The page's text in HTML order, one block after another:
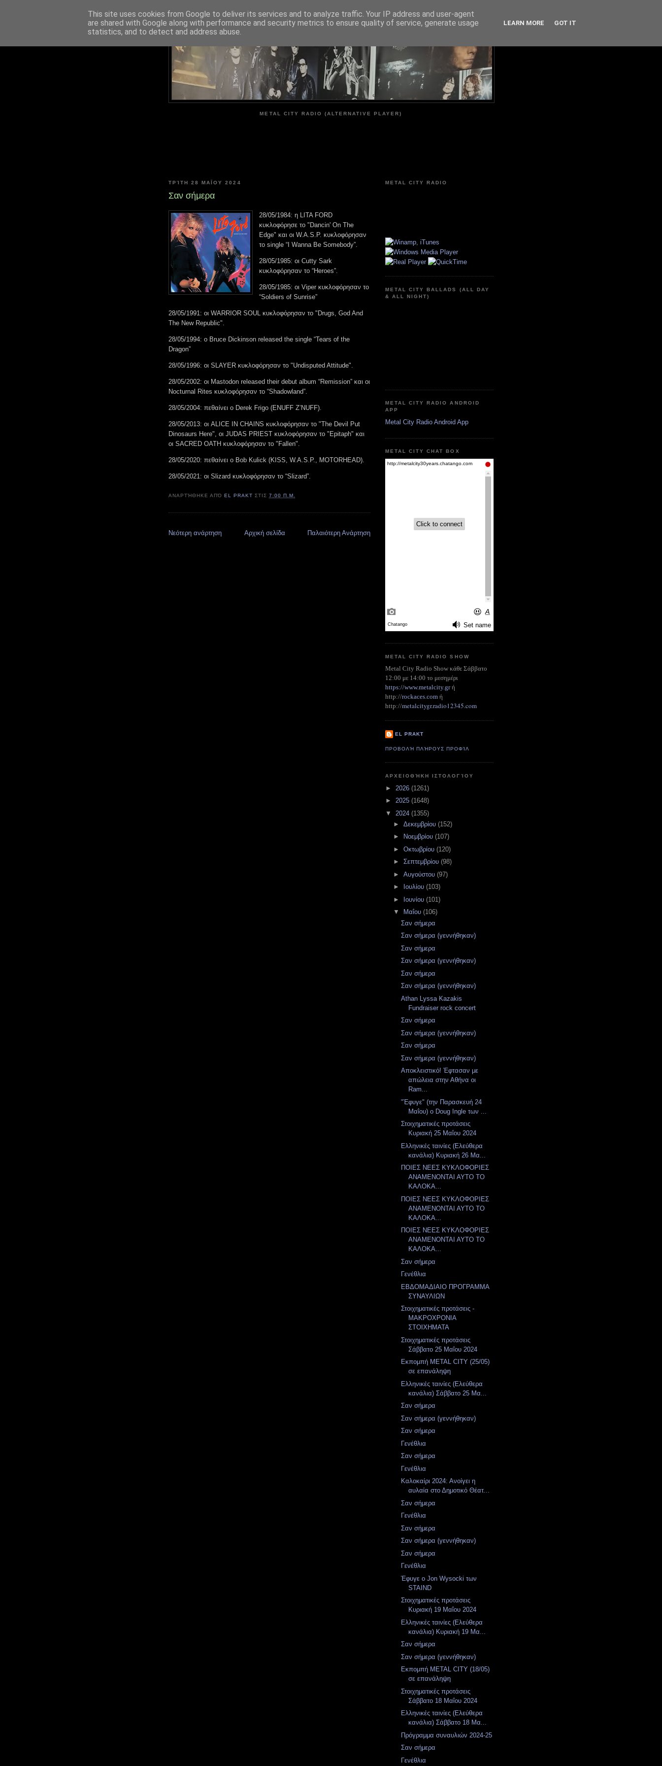
METAL CITY
METAL CITY RADIO (ALTERNATIVE PLAYER)
ΤΡΊΤΗ 28 ΜΑΪ́ΟΥ 2024
Σαν σήμερα
28/05/1984: η LITA FORD
κυκλοφόρησε το "Dancin' On The
Edge" και οι W.A.S.P. κυκλοφόρησαν
το single “I Wanna Be Somebody”.
28/05/1985: οι Cutty Sark
κυκλοφόρησαν το “Heroes”.
28/05/1985: οι Viper κυκλοφόρησαν το
“Soldiers of Sunrise”
28/05/1991: οι WARRIOR SOUL κυκλοφόρησαν το "Drugs, God And
The New Republic".
28/05/1994: ο Bruce Dickinson released the single “Tears of the
Dragon”
28/05/1996: οι SLAYER κυκλοφόρησαν το "Undisputed Attitude".
28/05/2002: οι Mastodon released their debut album “Remission” και οι
Nocturnal Rites κυκλοφόρησαν το “Shadowland”.
28/05/2004: πεθαίνει ο Derek Frigo (ENUFF Z’NUFF).
28/05/2013: οι ALICE IN CHAINS κυκλοφόρησαν το "The Devil Put
Dinosaurs Here", οι JUDAS PRIEST κυκλοφόρησαν το "Epitaph" και
οι SACRED OATH κυκλοφόρησαν το "Fallen".
28/05/2020: πεθαίνει ο Bob Kulick (KISS, W.A.S.P., MOTORHEAD).
28/05/2021: οι Slizard κυκλοφόρησαν το “Slizard”.
ΑΝΑΡΤΉΘΗΚΕ ΑΠΌEL PRAKT ΣΤΙΣ7:00 Π.Μ.
Νεότερη ανάρτηση Παλαιότερη Ανάρτηση
Αρχική σελίδα
METAL CITY RADIO
METAL CITY BALLADS (ALL DAY
& ALL NIGHT)
METAL CITY RADIO ANDROID
APP
Metal City Radio Android App
METAL CITY CHAT BOX
METAL CITY RADIO SHOW
Metal City Radio Show κάθε Σάββατο
12:00 με 14:00 το μεσημέρι
https://www.metalcity.grή
http://rockaces.com ή
http://metalcitygr.radio12345.com
EL PRAKT
ΠΡΟΒΟΛΉ ΠΛΉΡΟΥΣ ΠΡΟΦΊΛ
ΑΡΧΕΙΟΘΉΚΗ ΙΣΤΟΛΟΓΊΟΥ
► 2026 (1261)
► 2025 (1648)
▼ 2024 (1355)
► Δεκεμβρίου (152)
►
Νοεμβρίου (107)
► Οκτωβρίου (120)
► Σεπτεμβρίου (98)
► Αυγούστου (97)
►
Ιουλίου (103)
►
Ιουνίου (101)
▼
Μαΐου (106)
Σαν σήμερα
Σαν σήμερα (γεννήθηκαν)
Σαν σήμερα
Σαν σήμερα (γεννήθηκαν)
Σαν σήμερα
Σαν σήμερα (γεννήθηκαν)
Athan Lyssa Kazakis
Fundraiser rock concert
Σαν σήμερα
Σαν σήμερα (γεννήθηκαν)
Σαν σήμερα
Σαν σήμερα (γεννήθηκαν)
Αποκλειστικό! Έφτασαν με
απώλεια στην Αθήνα οι
Ram...
"Έφυγε" (την Παρασκευή 24
Μαΐου) ο Doug Ingle των ...
Στοιχηματικές προτάσεις
Κυριακή 25 Μαΐου 2024
Ελληνικές ταινίες (Ελεύθερα
κανάλια) Κυριακή 26 Μα...
ΠΟΙΕΣ ΝΕΕΣ ΚΥΚΛΟΦΟΡΙΕΣ
ΑΝΑΜΕΝΟΝΤΑΙ ΑΥΤΟ ΤΟ
ΚΑΛΟΚΑ...
ΠΟΙΕΣ ΝΕΕΣ ΚΥΚΛΟΦΟΡΙΕΣ
ΑΝΑΜΕΝΟΝΤΑΙ ΑΥΤΟ ΤΟ
ΚΑΛΟΚΑ...
ΠΟΙΕΣ ΝΕΕΣ ΚΥΚΛΟΦΟΡΙΕΣ
ΑΝΑΜΕΝΟΝΤΑΙ ΑΥΤΟ ΤΟ
ΚΑΛΟΚΑ...
Σαν σήμερα
Γενέθλια
ΕΒΔΟΜΑΔΙΑΙΟ ΠΡΟΓΡΑΜΜΑ
ΣΥΝΑΥΛΙΩΝ
Στοιχηματικές προτάσεις -
ΜΑΚΡΟΧΡΟΝΙΑ
ΣΤΟΙΧΗΜΑΤΑ
Στοιχηματικές προτάσεις
Σάββατο 25 Μαΐου 2024
Εκπομπή METAL CITY (25/05)
σε επανάληψη
Ελληνικές ταινίες (Ελεύθερα
κανάλια) Σάββατο 25 Μα...
Σαν σήμερα
Σαν σήμερα (γεννήθηκαν)
Σαν σήμερα
Γενέθλια
Σαν σήμερα
Γενέθλια
Καλοκαίρι 2024: Ανοίγει η
αυλαία στο Δημοτικό Θέατ...
Σαν σήμερα
Γενέθλια
Σαν σήμερα
Σαν σήμερα (γεννήθηκαν)
Σαν σήμερα
Γενέθλια
Έφυγε ο Jon Wysocki των
STAIND
Στοιχηματικές προτάσεις
Κυριακή 19 Μαΐου 2024
Ελληνικές ταινίες (Ελεύθερα
κανάλια) Κυριακή 19 Μα...
Σαν σήμερα
Σαν σήμερα (γεννήθηκαν)
Εκπομπή METAL CITY (18/05)
σε επανάληψη
Στοιχηματικές προτάσεις
Σάββατο 18 Μαΐου 2024
Ελληνικές ταινίες (Ελεύθερα
κανάλια) Σάββατο 18 Μα...
Πρόγραμμα συναυλιών 2024-25
Σαν σήμερα
Γενέθλια
This site uses cookies from Google to deliver its services and to analyze traffic. Your IP address and user-agent
are shared with Google along with performance and security metrics to ensure quality of service, generate usage
statistics, and to detect and address abuse.
LEARN MORE GOT IT